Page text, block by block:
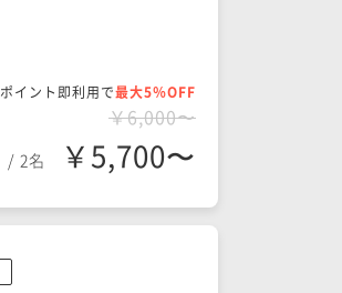
ポイント即利用で最大5％OFF
￥6,000〜
/ 2名 ￥5,700〜